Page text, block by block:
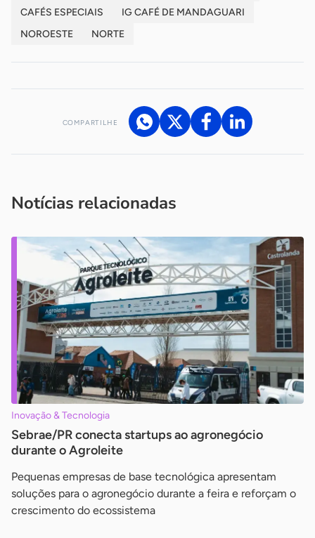
CAFÉS ESPECIAIS
IG CAFÉ DE MANDAGUARI
NOROESTE
NORTE
COMPARTILHE
Notícias relacionadas
Inovação & Tecnologia
Sebrae/PR conecta startups ao agronegócio
durante o Agroleite
Pequenas empresas de base tecnológica apresentam
soluções para o agronegócio durante a feira e reforçam o
crescimento do ecossistema